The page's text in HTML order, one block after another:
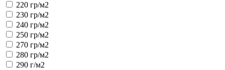
220 гр/м2
230 гр/м2
240 гр/м2
250 гр/м2
270 гр/м2
280 гр/м2
290 г/м2